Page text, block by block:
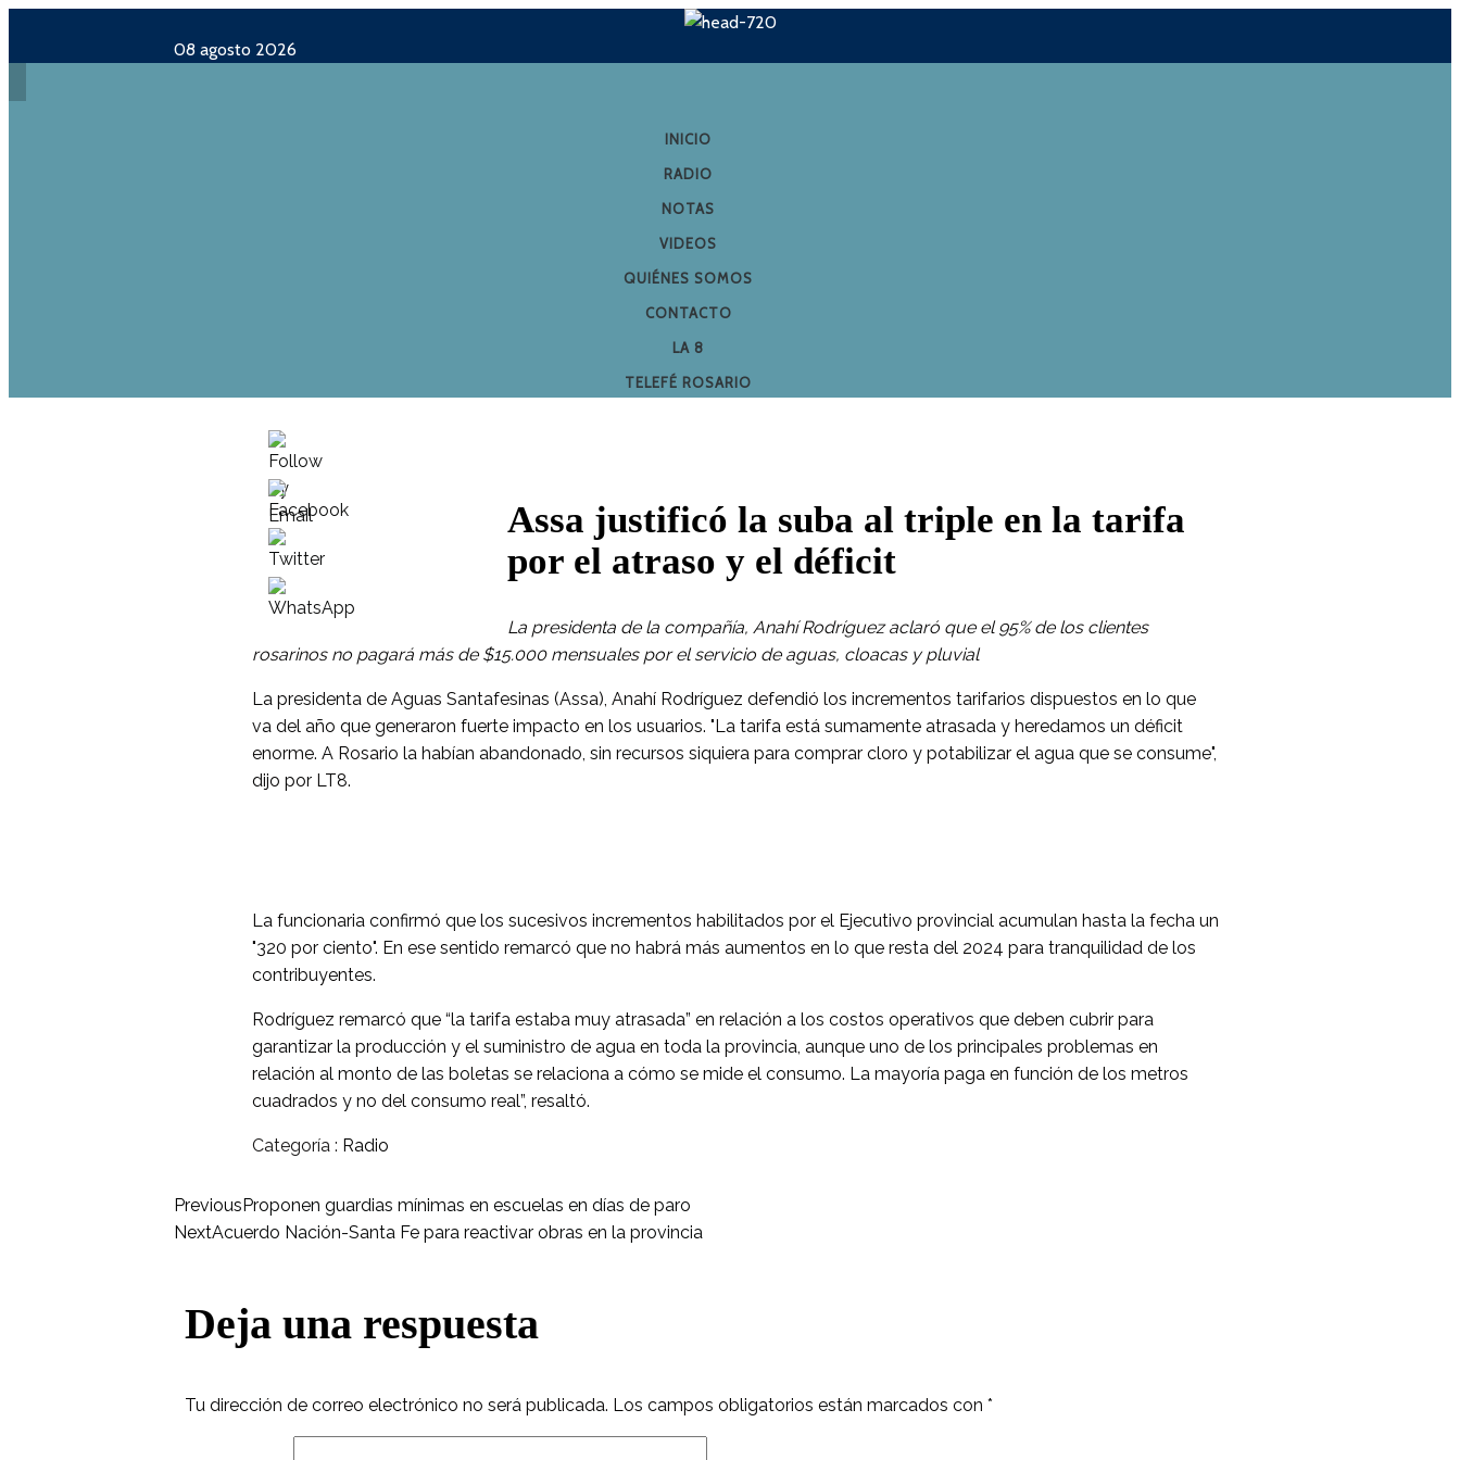
08 agosto 2026
INICIO
RADIO
NOTAS
VIDEOS
QUIÉNES SOMOS
CONTACTO
LA 8
TELEFÉ ROSARIO
Assa justificó la suba al triple en la tarifa
por el atraso y el déficit
La presidenta de la compañía, Anahí Rodríguez aclaró que el 95% de los clientes
rosarinos no pagará más de $15.000 mensuales por el servicio de aguas, cloacas y pluvial
La presidenta de Aguas Santafesinas (Assa), Anahí Rodríguez defendió los incrementos tarifarios dispuestos en lo que
va del año que generaron fuerte impacto en los usuarios. "La tarifa está sumamente atrasada y heredamos un déficit
enorme. A Rosario la habían abandonado, sin recursos siquiera para comprar cloro y potabilizar el agua que se consume",
dijo por LT8.
La funcionaria confirmó que los sucesivos incrementos habilitados por el Ejecutivo provincial acumulan hasta la fecha un
"320 por ciento". En ese sentido remarcó que no habrá más aumentos en lo que resta del 2024 para tranquilidad de los
contribuyentes.
Rodríguez remarcó que “la tarifa estaba muy atrasada” en relación a los costos operativos que deben cubrir para
garantizar la producción y el suministro de agua en toda la provincia, aunque uno de los principales problemas en
relación al monto de las boletas se relaciona a cómo se mide el consumo. La mayoría paga en función de los metros
cuadrados y no del consumo real”, resaltó.
Categoría : Radio
PreviousProponen guardias mínimas en escuelas en días de paro
NextAcuerdo Nación-Santa Fe para reactivar obras en la provincia
Deja una respuesta
Tu dirección de correo electrónico no será publicada. Los campos obligatorios están marcados con *